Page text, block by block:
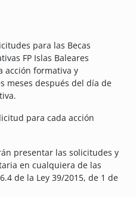
para las Becas
FP Islas Baleares
acción formativa y
meses después del día de
para cada acción
presentar las solicitudes y
en cualquiera de las
de la Ley 39/2015, de 1 de